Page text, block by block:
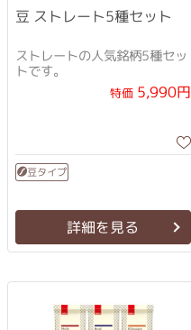
豆 ストレート5種セット
ストレートの人気銘柄5種セッ
トです。
特価5,990円
豆タイプ
詳細を見る